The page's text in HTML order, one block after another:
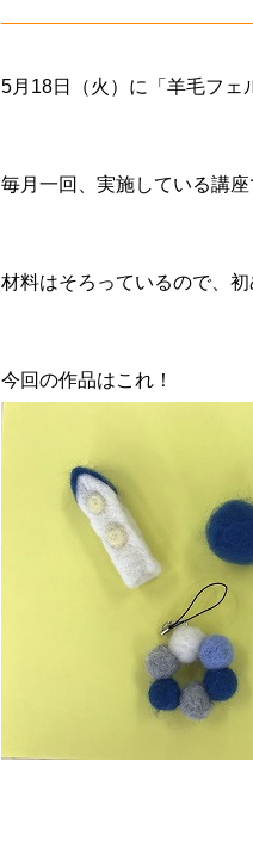
5月18日（火）に「羊毛フェ
毎月一回、実施している講座
材料はそろっているので、
今回の作品はこれ！